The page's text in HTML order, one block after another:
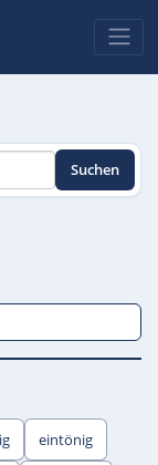
Suchen
eintönig